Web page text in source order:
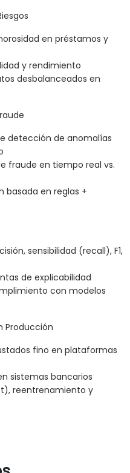
en préstamos y
y rendimiento
desbalanceados en
detección de anomalías
fraude en tiempo real vs.
basada en reglas +
sensibilidad (recall), F1,
de explicabilidad
con modelos
Producción
fino en plataformas
sistemas bancarios
reentrenamiento y